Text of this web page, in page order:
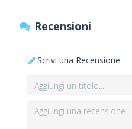
Recensioni
Scrivi una Recensione: